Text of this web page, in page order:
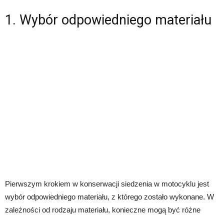
1. Wybór odpowiedniego materiału
Pierwszym krokiem w konserwacji siedzenia w motocyklu jest
wybór odpowiedniego materiału, z którego zostało wykonane. W
zależności od rodzaju materiału, konieczne mogą być różne